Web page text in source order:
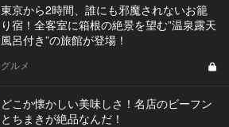
東京から2時間、誰にも邪魔されないお籠
り宿！全客室に箱根の絶景を望む”温泉露天
風呂付き”の旅館が登場！
グルメ
どこか懐かしい美味しさ！名店のビーフン
とちまきが絶品なんだ！